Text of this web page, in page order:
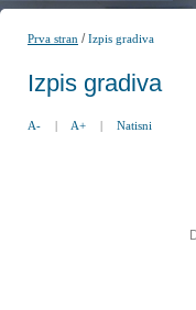
Prva stran /Izpis gradiva
Izpis gradiva
A- | A+ | Natisni